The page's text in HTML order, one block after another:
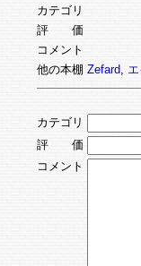
カテゴリ
評 価
コメント
他の本棚 Zefard,
カテゴリ
評 価
コメント